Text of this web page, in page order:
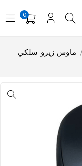
0
ماوس زيرو سلكي